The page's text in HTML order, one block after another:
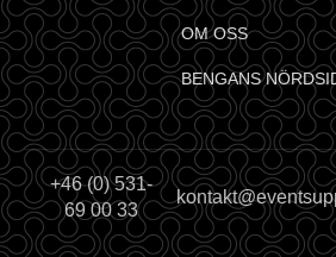
OM OSS
BENGANS
+46 (0) 531-
69 00 33